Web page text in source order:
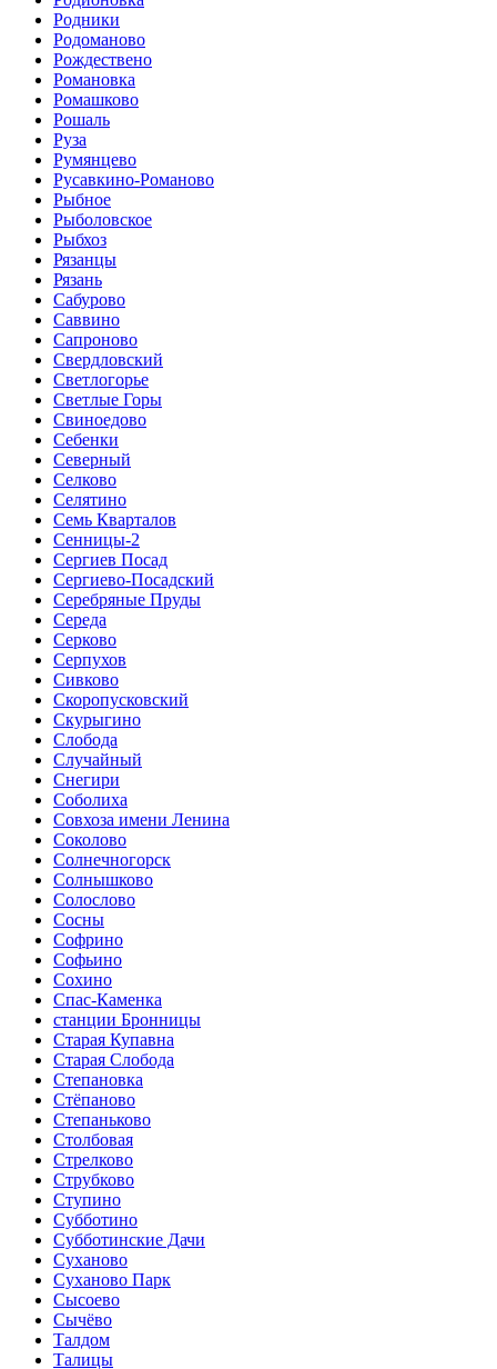
Родники
Родоманово
Рождествено
Романовка
Ромашково
Рошаль
Руза
Румянцево
Русавкино-Романово
Рыбное
Рыболовское
Рыбхоз
Рязанцы
Рязань
Сабурово
Саввино
Сапроново
Свердловский
Светлогорье
Светлые Горы
Свиноедово
Себенки
Северный
Селково
Селятино
Семь Кварталов
Сенницы-2
Сергиев Посад
Сергиево-Посадский
Серебряные Пруды
Середа
Серково
Серпухов
Сивково
Скоропусковский
Скурыгино
Слобода
Случайный
Снегири
Соболиха
Совхоза имени Ленина
Соколово
Солнечногорск
Солнышково
Солослово
Сосны
Софрино
Софьино
Сохино
Спас-Каменка
станции Бронницы
Старая Купавна
Старая Слобода
Степановка
Стёпаново
Степаньково
Столбовая
Стрелково
Струбково
Ступино
Субботино
Субботинские Дачи
Суханово
Суханово Парк
Сысоево
Сычёво
Талдом
Талицы